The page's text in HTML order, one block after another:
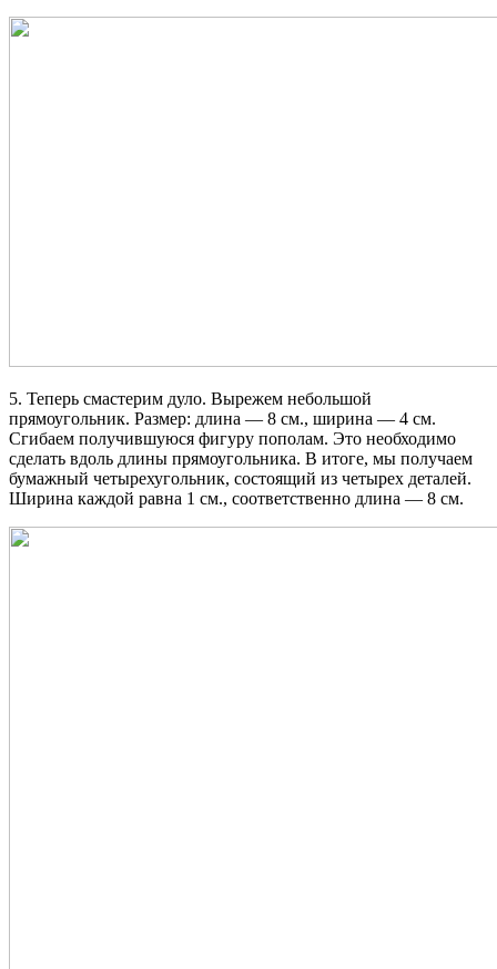
5. Теперь смастерим дуло. Вырежем небольшой
прямоугольник. Размер: длина — 8 см., ширина — 4 см.
Сгибаем получившуюся фигуру пополам. Это необходимо
сделать вдоль длины прямоугольника. В итоге, мы получаем
бумажный четырехугольник, состоящий из четырех деталей.
Ширина каждой равна 1 см., соответственно длина — 8 см.